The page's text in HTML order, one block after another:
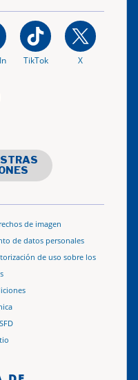
TikTok X
de imagen
de datos personales
de uso sobre los